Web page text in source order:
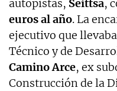
autopistas, Seittsa,
euros al año. La
ejecutivo que
Técnico y de
Camino Arce, ex
Construcción de la